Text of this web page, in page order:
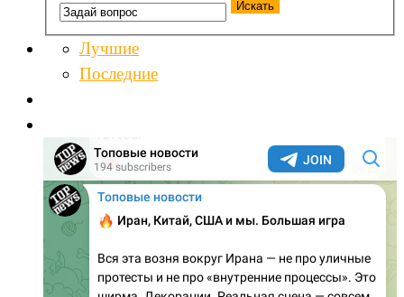
Лучшие
Последние